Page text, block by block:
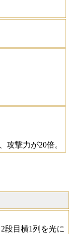
攻撃力が20倍。
段目横1列を光に